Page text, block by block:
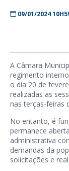
09/01/2024
A Câmara
regimento
o dia 20 de
realizadas as
nas terças-feiras
No entanto, é
permanece
administrativa
demandas da
solicitações e